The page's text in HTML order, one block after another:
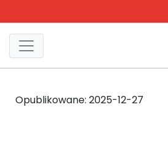
Opublikowane: 2025-12-27